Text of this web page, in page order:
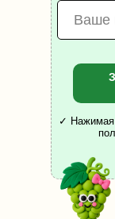
✓ Нажимая